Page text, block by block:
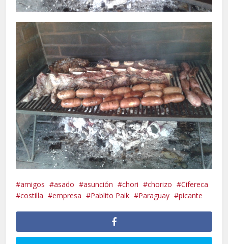
amigos asado asunción chori chorizo
Cifereca
costilla
empresa Pablito Paik Paraguay picante